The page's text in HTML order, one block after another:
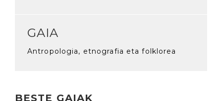
GAIA
Antropologia, etnografia eta folklorea
BESTE GAIAK